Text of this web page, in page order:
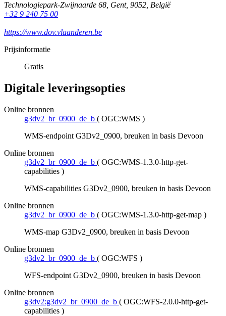
Technologiepark-Zwijnaarde 68, Gent, 9052, België
+32 9 240 75 00
https://www.dov.vlaanderen.be
Prijsinformatie
Gratis
Digitale leveringsopties
Online bronnen
g3dv2_br_0900_de_b ( OGC:WMS )
WMS-endpoint G3Dv2_0900, breuken in basis Devoon
Online bronnen
g3dv2_br_0900_de_b ( OGC:WMS-1.3.0-http-get-
capabilities )
WMS-capabilities G3Dv2_0900, breuken in basis Devoon
Online bronnen
g3dv2_br_0900_de_b ( OGC:WMS-1.3.0-http-get-map )
WMS-map G3Dv2_0900, breuken in basis Devoon
Online bronnen
g3dv2_br_0900_de_b ( OGC:WFS )
WFS-endpoint G3Dv2_0900, breuken in basis Devoon
Online bronnen
g3dv2:g3dv2_br_0900_de_b ( OGC:WFS-2.0.0-http-get-
capabilities )